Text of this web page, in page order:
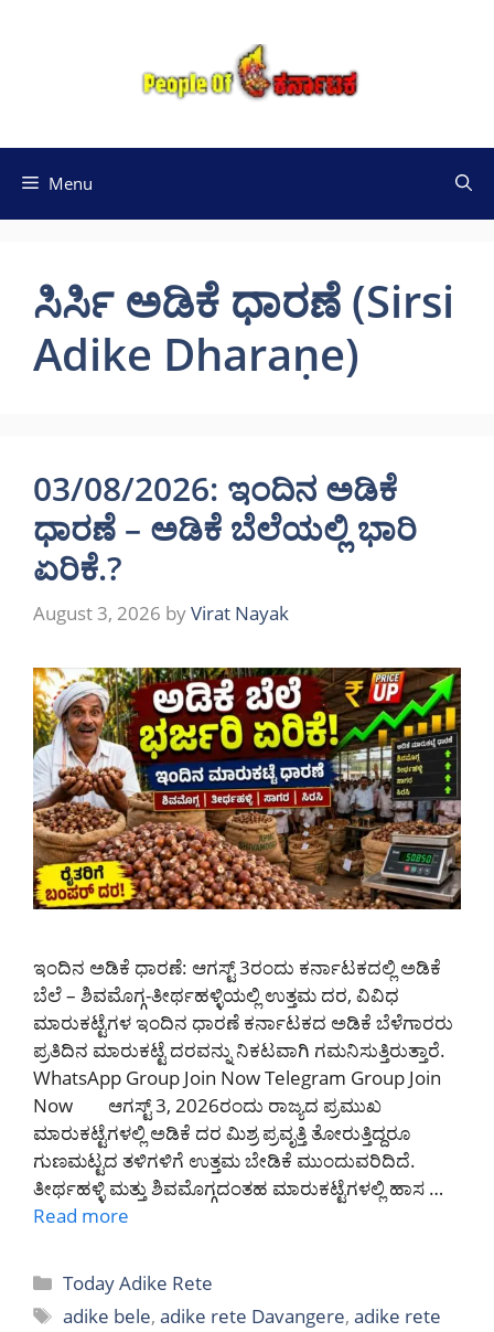
Menu
ಸಿರ್ಸಿ ಅಡಿಕೆ ಧಾರಣೆ (Sirsi
Adike Dharaṇe)
03/08/2026: ಇಂದಿನ ಅಡಿಕೆ
ಧಾರಣೆ – ಅಡಿಕೆ ಬೆಲೆಯಲ್ಲಿ ಭಾರಿ
ಏರಿಕೆ.?
August 3, 2026 byVirat Nayak
ಇಂದಿನ ಅಡಿಕೆ ಧಾರಣೆ: ಆಗಸ್ಟ್ 3ರಂದು ಕರ್ನಾಟಕದಲ್ಲಿ ಅಡಿಕೆ
ಬೆಲೆ – ಶಿವಮೊಗ್ಗ-ತೀರ್ಥಹಳ್ಳಿಯಲ್ಲಿ ಉತ್ತಮ ದರ, ವಿವಿಧ
ಮಾರುಕಟ್ಟೆಗಳ ಇಂದಿನ ಧಾರಣೆ ಕರ್ನಾಟಕದ ಅಡಿಕೆ ಬೆಳೆಗಾರರು
ಪ್ರತಿದಿನ ಮಾರುಕಟ್ಟೆ ದರವನ್ನು ನಿಕಟವಾಗಿ ಗಮನಿಸುತ್ತಿರುತ್ತಾರೆ.
WhatsApp Group Join Now Telegram Group Join
Now ಆಗಸ್ಟ್ 3, 2026ರಂದು ರಾಜ್ಯದ ಪ್ರಮುಖ
ಮಾರುಕಟ್ಟೆಗಳಲ್ಲಿ ಅಡಿಕೆ ದರ ಮಿಶ್ರ ಪ್ರವೃತ್ತಿ ತೋರುತ್ತಿದ್ದರೂ
ಗುಣಮಟ್ಟದ ತಳಿಗಳಿಗೆ ಉತ್ತಮ ಬೇಡಿಕೆ ಮುಂದುವರಿದಿದೆ.
ತೀರ್ಥಹಳ್ಳಿ ಮತ್ತು ಶಿವಮೊಗ್ಗದಂತಹ ಮಾರುಕಟ್ಟೆಗಳಲ್ಲಿ ಹಾಸ …
Read more
Categories
Today Adike Rete
Tags
adike bele,adike rete Davangere,adike rete